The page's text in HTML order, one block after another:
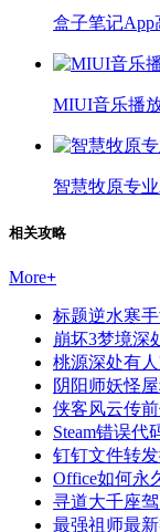
盒子笔记App
MIUI音乐播
智慧牧原专
相关攻略
More+
标题逆水寒
崩坏3梦境深
桃源深处有
阴阳师妖怪
侠客风云传
Steam错误代
钉钉文件转
Office如何永
寻道大千座
最强祖师最